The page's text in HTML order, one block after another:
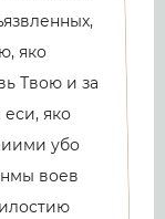
яко
Твою и за
яко
убо
воев